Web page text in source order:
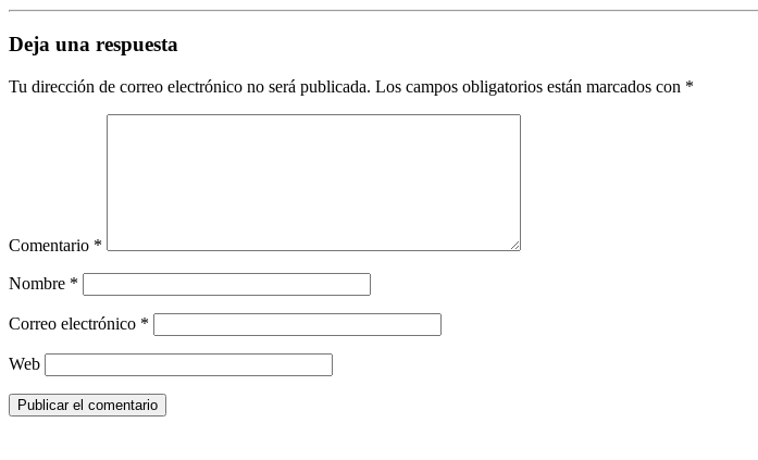
Deja una respuesta
Tu dirección de correo electrónico no será publicada. Los campos obligatorios están marcados con *
Comentario *
Nombre *
Correo electrónico *
Web